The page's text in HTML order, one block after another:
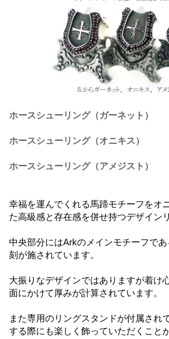
ホースシューリング（ガーネット）
ホースシューリング（オニキス）
ホースシューリング（アメジスト）
幸福を運んでくれる馬蹄モチーフをオ
た高級感と存在感を併せ持つデザイン
中央部分にはArkのメインモチーフで
刻が施されています。
大振りなデザインではありますが着け
面にかけて厚みが計算されています。
また専用のリングスタンドが付属され
する際にも楽しく飾っていただくこと